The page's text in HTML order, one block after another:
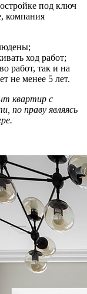
под ключ
компания
ход работ;
работ, так и на
не менее 5 лет.
квартир с
по праву являясь